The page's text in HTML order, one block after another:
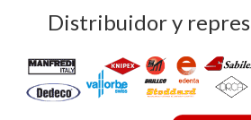
Distribuidor y